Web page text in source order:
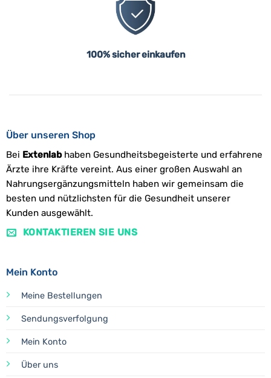
100% sicher einkaufen
Über unseren Shop
Bei Extenlabhaben Gesundheitsbegeisterte und erfahrene
Ärzte ihre Kräfte vereint. Aus einer großen Auswahl an
Nahrungsergänzungsmitteln haben wir gemeinsam die
besten und nützlichsten für die Gesundheit unserer
Kunden ausgewählt.
KONTAKTIEREN SIE UNS
Mein Konto
Meine Bestellungen
Sendungsverfolgung
Mein Konto
Über uns